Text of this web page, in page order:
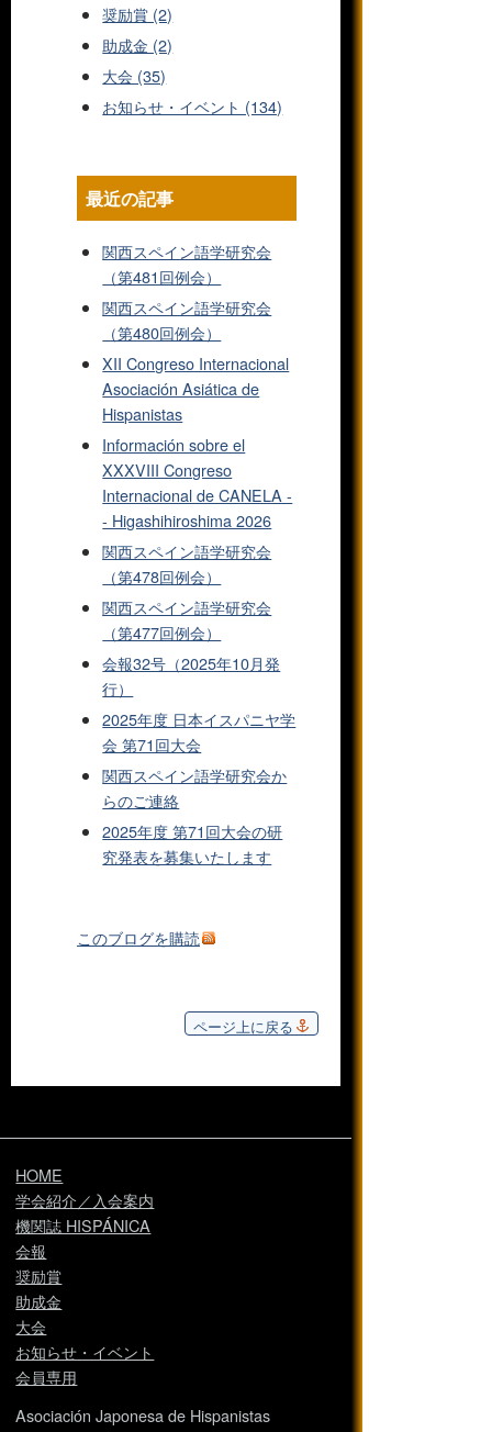
奨励賞 (2)
助成金 (2)
大会 (35)
お知らせ・イベント (134)
最近の記事
関西スペイン語学研究会
（第481回例会）
関西スペイン語学研究会
（第480回例会）
XII Congreso Internacional
Asociación Asiática de
Hispanistas
Información sobre el
XXXVIII Congreso
Internacional de CANELA -
- Higashihiroshima 2026
関西スペイン語学研究会
（第478回例会）
関西スペイン語学研究会
（第477回例会）
会報32号（2025年10月発
行）
2025年度 日本イスパニヤ学
会 第71回大会
関西スペイン語学研究会か
らのご連絡
2025年度 第71回大会の研
究発表を募集いたします
このブログを購読
ページ上に戻る
HOME
学会紹介／入会案内
機関誌 HISPÁNICA
会報
奨励賞
助成金
大会
お知らせ・イベント
会員専用
Asociación Japonesa de Hispanistas